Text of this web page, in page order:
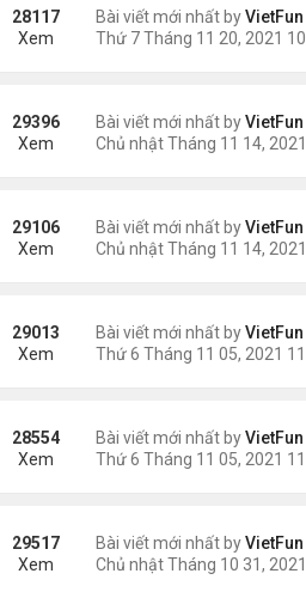
Bài viết mới nhất byVietFun
28117
Xem
Bài viết mới nhất byVietFun
29396
Xem
Bài viết mới nhất byVietFun
29106
Xem
Bài viết mới nhất byVietFun
29013
Xem
Bài viết mới nhất byVietFun
28554
Xem
Bài viết mới nhất byVietFun
29517
Xem